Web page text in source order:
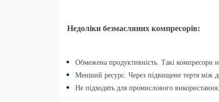
Недоліки безмасляних компресорів:
Обмежена продуктивність. Такі компресори
Менший ресурс. Через підвищене тертя між
Не підходять для промислового використання.